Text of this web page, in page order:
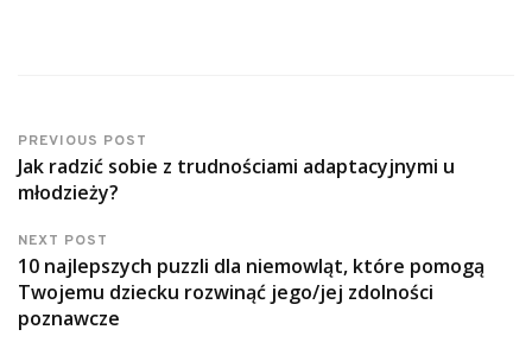
PREVIOUS POST
Jak radzić sobie z trudnościami adaptacyjnymi u
młodzieży?
NEXT POST
10 najlepszych puzzli dla niemowląt, które pomogą
Twojemu dziecku rozwinąć jego/jej zdolności
poznawcze